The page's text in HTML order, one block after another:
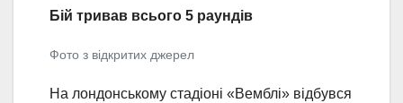
Бій тривав всього 5 раундів
Фото з відкритих джерел
На лондонському стадіоні «Вемблі» відбувся